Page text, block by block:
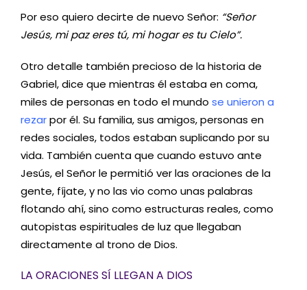
Por eso quiero decirte de nuevo Señor: “Señor
Jesús, mi paz eres tú, mi hogar es tu Cielo”.
Otro detalle también precioso de la historia de
Gabriel, dice que mientras él estaba en coma,
miles de personas en todo el mundo se unieron a
rezarpor él. Su familia, sus amigos, personas en
redes sociales, todos estaban suplicando por su
vida. También cuenta que cuando estuvo ante
Jesús, el Señor le permitió ver las oraciones de la
gente, fíjate, y no las vio como unas palabras
flotando ahí, sino como estructuras reales, como
autopistas espirituales de luz que llegaban
directamente al trono de Dios.
LA ORACIONES SÍ LLEGAN A DIOS